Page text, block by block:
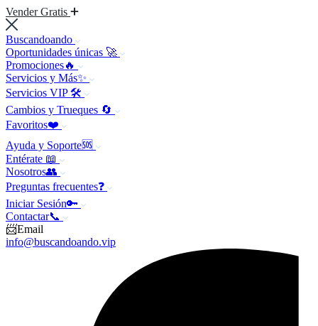
Vender Gratis
Buscandoando
Oportunidades únicas 🚀
Promociones🔥
Servicios y Más✨
Servicios VIP 🛠️
Cambios y Trueques 🔄
Favoritos❤️
Ayuda y Soporte🆘
Entérate 📖
Nosotros👥
Preguntas frecuentes❓
Iniciar Sesión🔑
Contactar📞
📨Email
info@buscandoando.vip